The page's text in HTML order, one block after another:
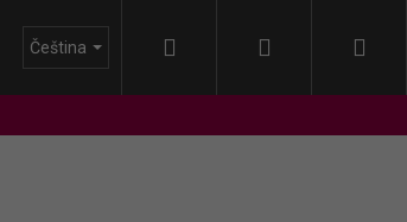
BlogČeština Přihlášení